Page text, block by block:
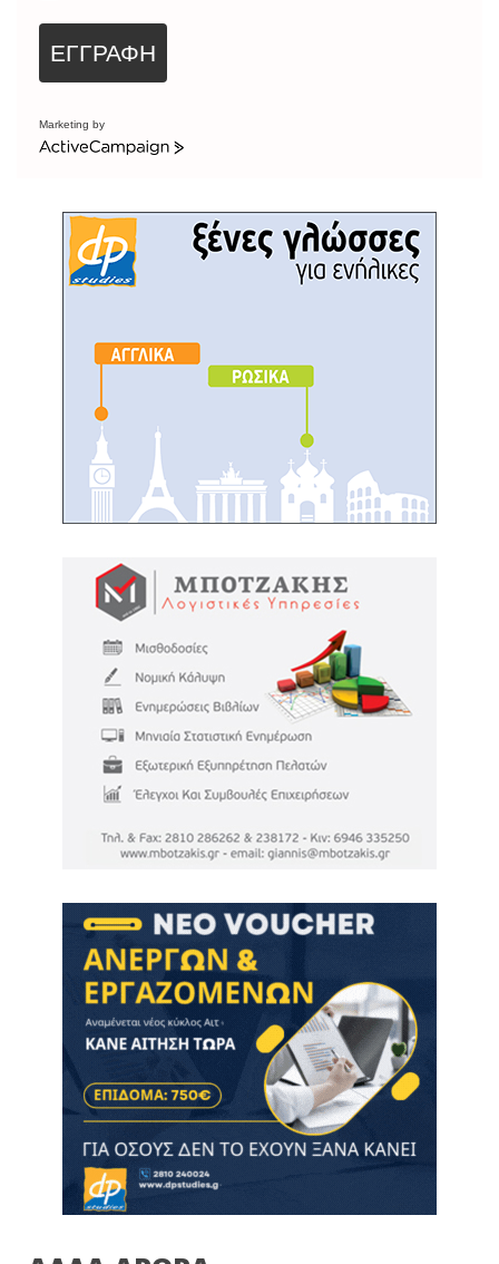
ΕΓΓΡΑΦΗ
Marketing by